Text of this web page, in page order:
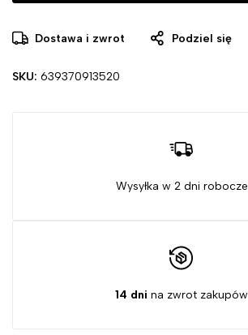
Dostawa i zwrot Podziel się
SKU: 639370913520
Wysyłka w 2 dni robocze
14 dni na zwrot zakupów